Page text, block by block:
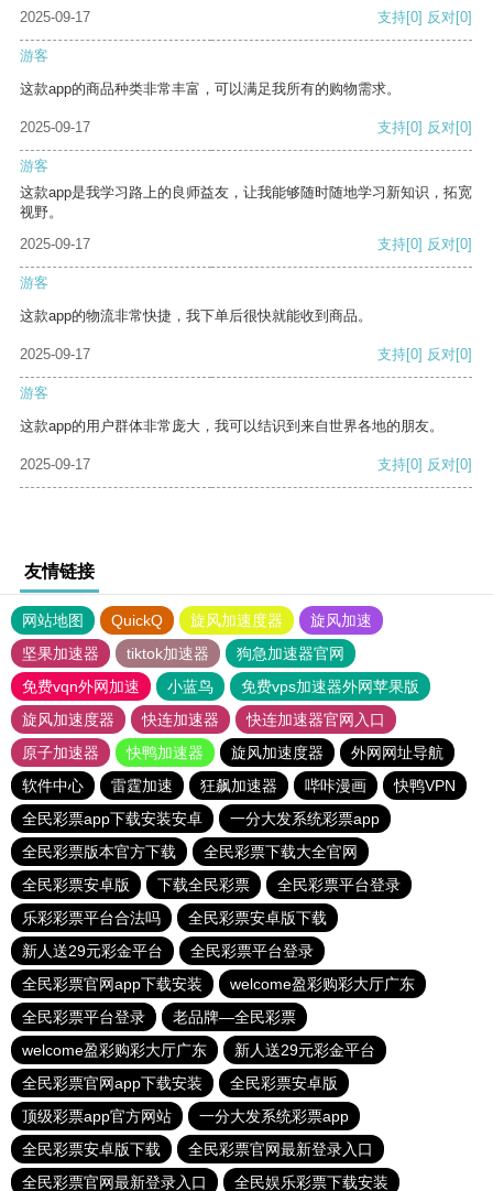
2025-09-17
支持[0] 反对[0]
游客
这款app的商品种类非常丰富，可以满足我所有的购物需求。
2025-09-17 支持[0] 反对[0]
游客
这款app是我学习路上的良师益友，让我能够随时随地学习新知识，拓宽
视野。
2025-09-17
支持[0] 反对[0]
游客
这款app的物流非常快捷，我下单后很快就能收到商品。
2025-09-17 支持[0] 反对[0]
游客
这款app的用户群体非常庞大，我可以结识到来自世界各地的朋友。
2025-09-17 支持[0] 反对[0]
友情链接
网站地图 QuickQ 旋风加速度器
旋风加速
坚果加速器
tiktok加速器
狗急加速器官网
免费vqn外网加速
小蓝鸟
免费vps加速器外网苹果版
旋风加速度器
快连加速器
快连加速器官网入口
原子加速器
快鸭加速器 旋风加速度器
外网网址导航
软件中心
雷霆加速 狂飙加速器 哔咔漫画
快鸭VPN
全民彩票app下载安装安卓
一分大发系统彩票app
全民彩票版本官方下载
全民彩票下载大全官网
全民彩票安卓版
下载全民彩票
全民彩票平台登录
乐彩彩票平台合法吗
全民彩票安卓版下载
新人送29元彩金平台
全民彩票平台登录
全民彩票官网app下载安装
welcome盈彩购彩大厅广东
全民彩票平台登录
老品牌—全民彩票
welcome盈彩购彩大厅广东
新人送29元彩金平台
全民彩票官网app下载安装
全民彩票安卓版
顶级彩票app官方网站
一分大发系统彩票app
全民彩票安卓版下载
全民彩票官网最新登录入口
全民彩票官网最新登录入口
全民娱乐彩票下载安装